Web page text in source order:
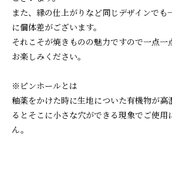
また、縁の仕上がりなど同じデザインでも
に個体差がございます。
それこそが焼きものの魅力ですので一点一
お楽しみください。
※ピンホールとは
釉薬をかけた時に生地についた有機物が高
るとそこに小さな穴ができる現象でご使用
ん。